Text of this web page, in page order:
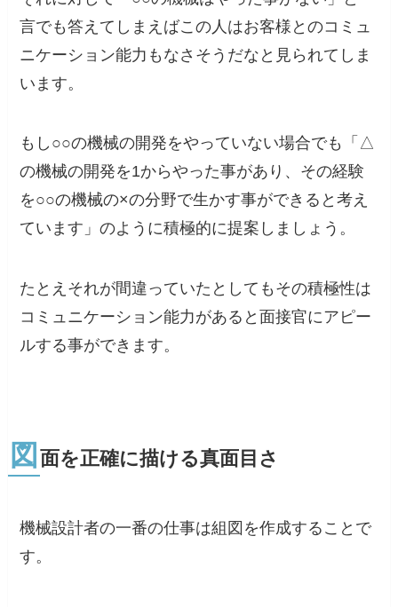
言でも答えてしまえばこの人はお客様とのコミュ
ニケーション能力もなさそうだなと見られてしま
います。
もし○○の機械の開発をやっていない場合でも「△
の機械の開発を1からやった事があり、その経験
を○○の機械の×の分野で生かす事ができると考え
ています」のように積極的に提案しましょう。
たとえそれが間違っていたとしてもその積極性は
コミュニケーション能力があると面接官にアピー
ルする事ができます。
図 面を正確に描ける真面目さ
機械設計者の一番の仕事は組図を作成することで
す。